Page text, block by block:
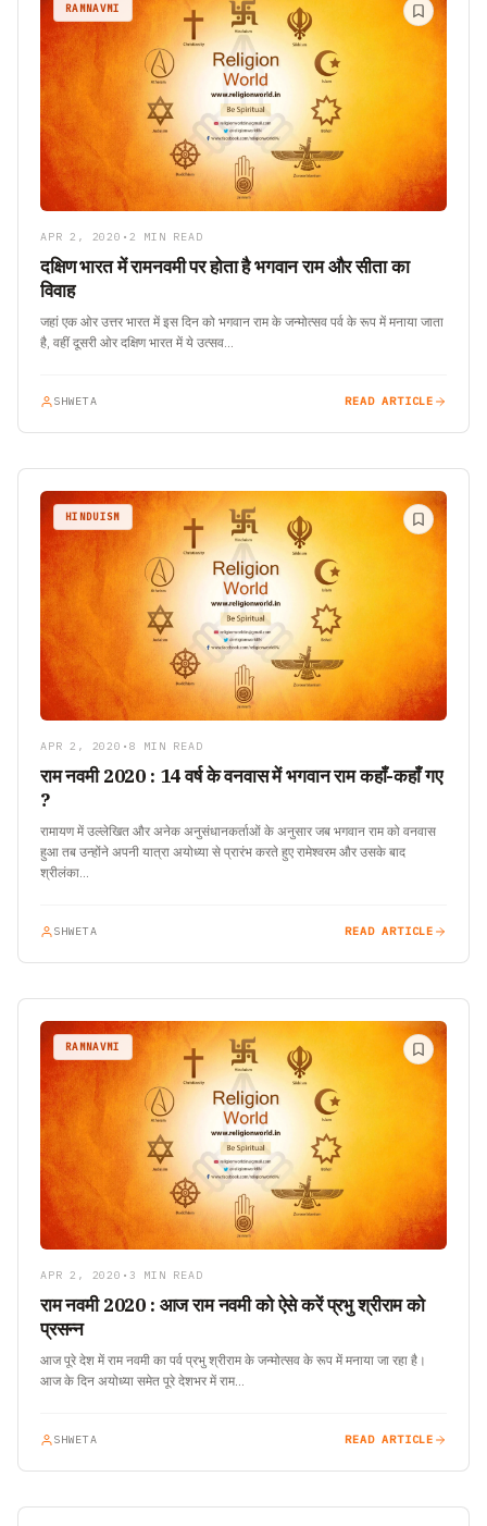
RAMNAVMI
APR 2, 2020 • 2 MIN READ
दक्षिण भारत में रामनवमी पर होता है भगवान राम और सीता का
विवाह
जहां एक ओर उत्तर भारत में इस दिन को भगवान राम के जन्मोत्सव पर्व के रूप में मनाया जाता
है, वहीं दूसरी ओर दक्षिण भारत में ये उत्सव…
SHWETA READ ARTICLE
HINDUISM
APR 2, 2020 • 8 MIN READ
राम नवमी 2020 : 14 वर्ष के वनवास में भगवान राम कहाँ-कहाँ गए
?
रामायण में उल्लेखित और अनेक अनुसंधानकर्ताओं के अनुसार जब भगवान राम को वनवास
हुआ तब उन्होंने अपनी यात्रा अयोध्या से प्रारंभ करते हुए रामेश्वरम और उसके बाद
श्रीलंका…
SHWETA READ ARTICLE
RAMNAVMI
APR 2, 2020 • 3 MIN READ
राम नवमी 2020 : आज राम नवमी को ऐसे करें प्रभु श्रीराम को
प्रसन्न
आज पूरे देश में राम नवमी का पर्व प्रभु श्रीराम के जन्मोत्सव के रूप में मनाया जा रहा है।
आज के दिन अयोध्या समेत पूरे देशभर में राम…
SHWETA READ ARTICLE